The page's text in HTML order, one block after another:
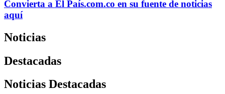
Convierta a El País.com.co en su fuente de noticias
aquí
Noticias
Destacadas
Noticias Destacadas